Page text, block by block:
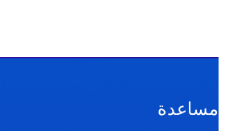
مساعدة